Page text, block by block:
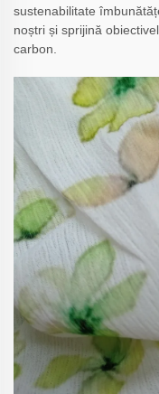
sustenabilitate
noștri și sprijină
carbon.